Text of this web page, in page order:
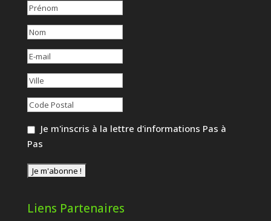
Je m'inscris à la lettre d'informations Pas à
Pas
Liens Partenaires